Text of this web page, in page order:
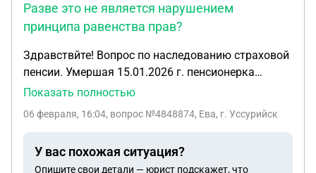
Разве это не является нарушением
принципа равенства прав?
Здравствйте! Вопрос по наследованию страховой
пенсии. Умершая 15.01.2026 г. пенсионерка
получала пенсию по старости на почте. Как
перестала ей начисляться 01.07.2024 г. из-за
сожалению, заяление на возобновление выплаты
Показать полностью
06 февраля, 16:04, вопрос №4848874, Ева, г. Уссурийск
У вас похожая ситуация?
Опишите свои детали — юрист подскажет, что